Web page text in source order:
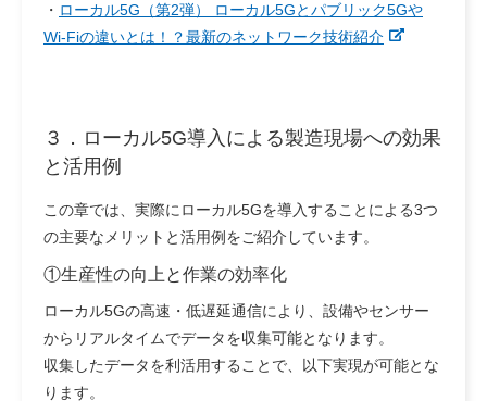
・ ローカル5G（第2弾） ローカル5Gとパブリック5Gや
Wi-Fiの違いとは！？最新のネットワーク技術紹介
３． ローカル5G導入による製造現場への効果
と活用例
この章では、実際にローカル5Gを導入することによる3つ
の主要なメリットと活用例をご紹介しています。
①生産性の向上と作業の効率化
ローカル5Gの高速・低遅延通信により、設備やセンサー
からリアルタイムでデータを収集可能となります。
収集したデータを利活用することで、以下実現が可能とな
ります。